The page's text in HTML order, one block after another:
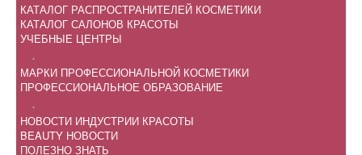
КАТАЛОГ РАСПРОСТРАНИТЕЛЕЙ КОСМЕТИКИ
КАТАЛОГ САЛОНОВ КРАСОТЫ
УЧЕБНЫЕ ЦЕНТРЫ
.
МАРКИ ПРОФЕССИОНАЛЬНОЙ КОСМЕТИКИ
ПРОФЕССИОНАЛЬНОЕ ОБРАЗОВАНИЕ
.
НОВОСТИ ИНДУСТРИИ КРАСОТЫ
BEAUTY НОВОСТИ
ПОЛЕЗНО ЗНАТЬ